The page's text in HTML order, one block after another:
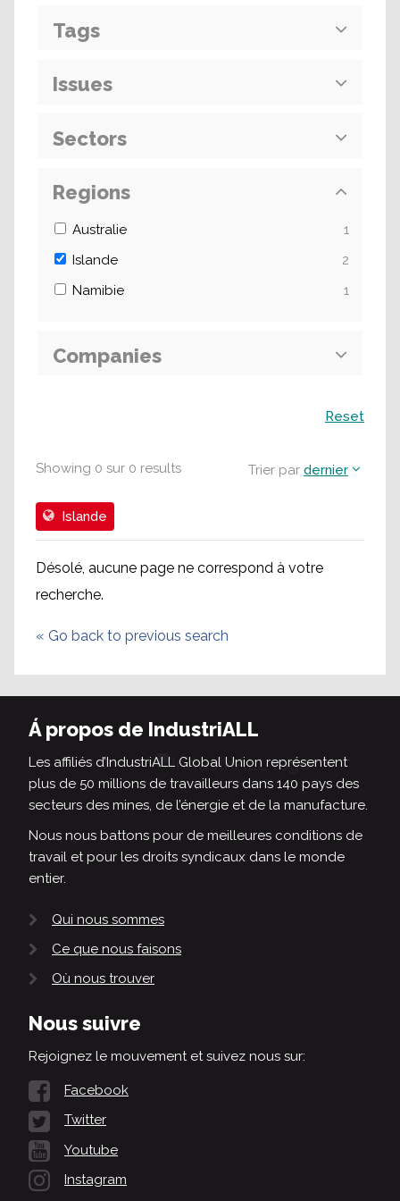
Showing 0 sur 0 results Trier par dernier
Islande
Désolé, aucune page ne correspond à votre
recherche.
« Go back to previous search
Tags
Issues
Sectors
Regions
Australie
1
Islande
2
Namibie
1
Companies
Reset
Á propos de IndustriALL
Les affiliés d’IndustriALL Global Union représentent
plus de 50 millions de travailleurs dans 140 pays des
secteurs des mines, de l’énergie et de la manufacture.
Nous nous battons pour de meilleures conditions de
travail et pour les droits syndicaux dans le monde
entier.
Qui nous sommes
Ce que nous faisons
Où nous trouver
Nous suivre
Rejoignez le mouvement et suivez nous sur:
Facebook
Twitter
Youtube
Instagram